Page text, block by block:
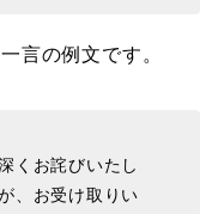
言の例文です。
くお詫びいたし
、お受け取りい